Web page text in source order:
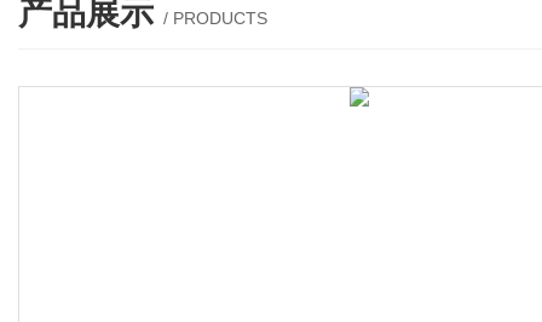
产品展示 / PRODUCTS